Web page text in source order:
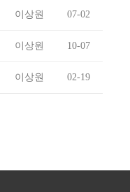
이상원 07-02
이상원 10-07
이상원 02-19